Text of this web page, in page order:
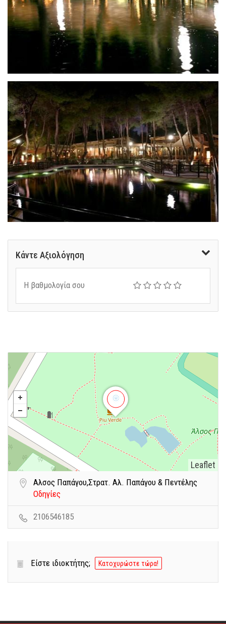
Κάντε Αξιολόγηση
Η βαθμολογία σου
Leaflet
Aλσος Παπάγου,Στρατ. Αλ. Παπάγου & Πεντέλης
Οδηγίες
2106546185
Είστε ιδιοκτήτης; Κατοχυρώστε τώρα!